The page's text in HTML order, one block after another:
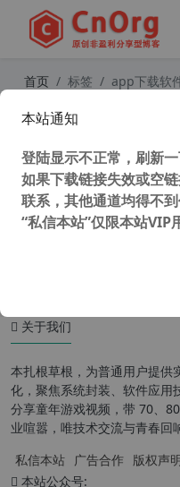
首页 标签 app下载软
msix
关于我们
本扎根草根，为普通用户提供
化，聚焦系统封装、软件应用
分享童年游戏视频，带 70、
业喧嚣，唯技术交流与青春回
私信本站 广告合作 版权声明
本站公众号:
本站通知
登陆显示不正常，刷新
如果下载链接失效或空
联系，其他通道均得不
“私信本站”仅限本站VIP